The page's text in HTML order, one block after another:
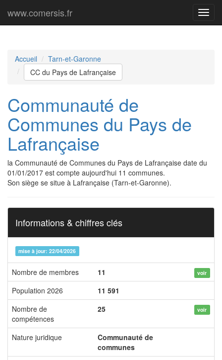
Menu
www.comersis.fr
Accueil
Tarn-et-Garonne
CC du Pays de Lafrançaise
Communauté de
Communes du Pays de
Lafrançaise
la Communauté de Communes du Pays de Lafrançaise date du
01/01/2017 est compte aujourd'hui 11 communes.
Son siège se situe à Lafrançaise (Tarn-et-Garonne).
Informations & chiffres clés
mise à jour: 22/04/2026
Nombre de membres 11 voir
Population 2026
11 591
Nombre de
compétences
25 voir
Nature juridique
Communauté de
communes